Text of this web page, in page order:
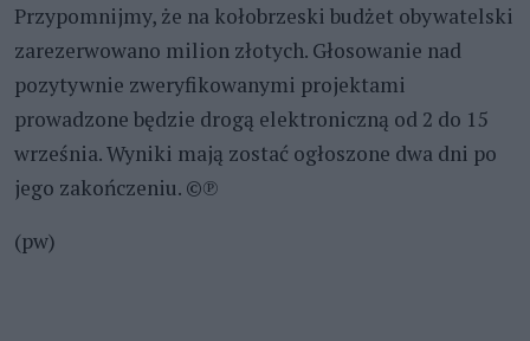
Przypomnijmy, że na kołobrzeski budżet obywatelski
zarezerwowano milion złotych. Głosowanie nad
pozytywnie zweryfikowanymi projektami
prowadzone będzie drogą elektroniczną od 2 do 15
września. Wyniki mają zostać ogłoszone dwa dni po
jego zakończeniu. ©℗
(pw)